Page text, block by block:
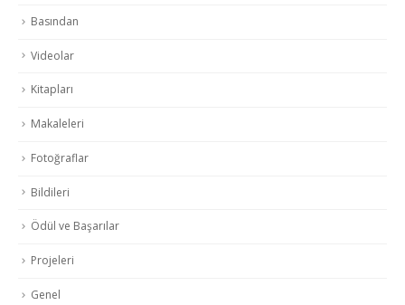
Basından
Videolar
Kitapları
Makaleleri
Fotoğraflar
Bildileri
Ödül ve Başarılar
Projeleri
Genel